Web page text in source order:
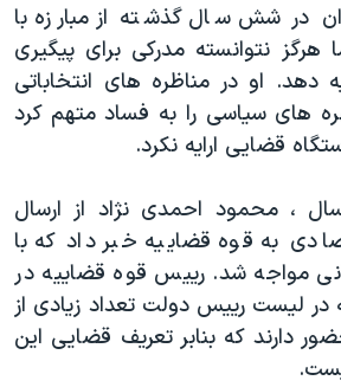
در شش سال گذشته از مبارزه با
نتوانسته مدرکی برای پیگیری
دهد. او در مناظره های انتخاباتی
چهره های سیاسی را به فساد متهم کرد
قضایی ارایه نکرد.
، محمود احمدی نژاد از ارسال
به قوه قضاییه خبر داد که با
مواجه شد. رییس قوه قضاییه در
در لیست رییس دولت تعداد زیادی از
دارند که بنابر تعریف قضایی این